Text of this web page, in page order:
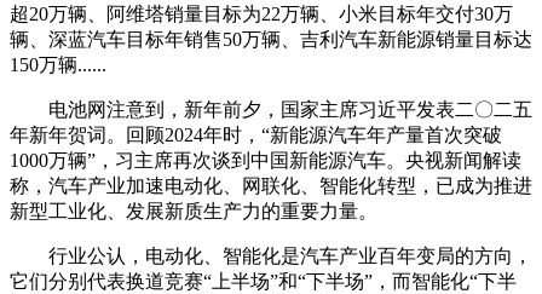
超20万辆、阿维塔销量目标为22万辆、小米目标年交付30万
辆、深蓝汽车目标年销售50万辆、吉利汽车新能源销量目标达
150万辆......
电池网注意到，新年前夕，国家主席习近平发表二〇二五
年新年贺词。回顾2024年时，“新能源汽车年产量首次突破
1000万辆”，习主席再次谈到中国新能源汽车。 央视新闻解读
称，汽车产业加速电动化、网联化、智能化转型，已成为推进
新型工业化、发展新质生产力的重要力量。
行业公认，电动化、智能化是汽车产业百年变局的方向，
它们分别代表换道竞赛“上半场”和“下半场”，而智能化“下半